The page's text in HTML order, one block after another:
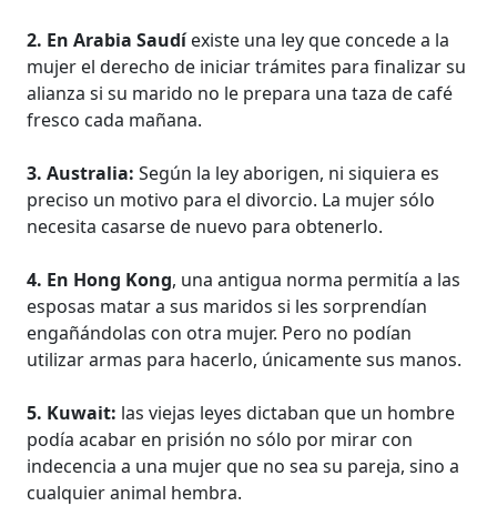
2. En Arabia Saudíexiste una ley que concede a la
mujer el derecho de iniciar trámites para finalizar su
alianza si su marido no le prepara una taza de café
fresco cada mañana.
3. Australia: Según la ley aborigen, ni siquiera es
preciso un motivo para el divorcio. La mujer sólo
necesita casarse de nuevo para obtenerlo.
4. En Hong Kong, una antigua norma permitía a las
esposas matar a sus maridos si les sorprendían
engañándolas con otra mujer. Pero no podían
utilizar armas para hacerlo, únicamente sus manos.
5. Kuwait: las viejas leyes dictaban que un hombre
podía acabar en prisión no sólo por mirar con
indecencia a una mujer que no sea su pareja, sino a
cualquier animal hembra.